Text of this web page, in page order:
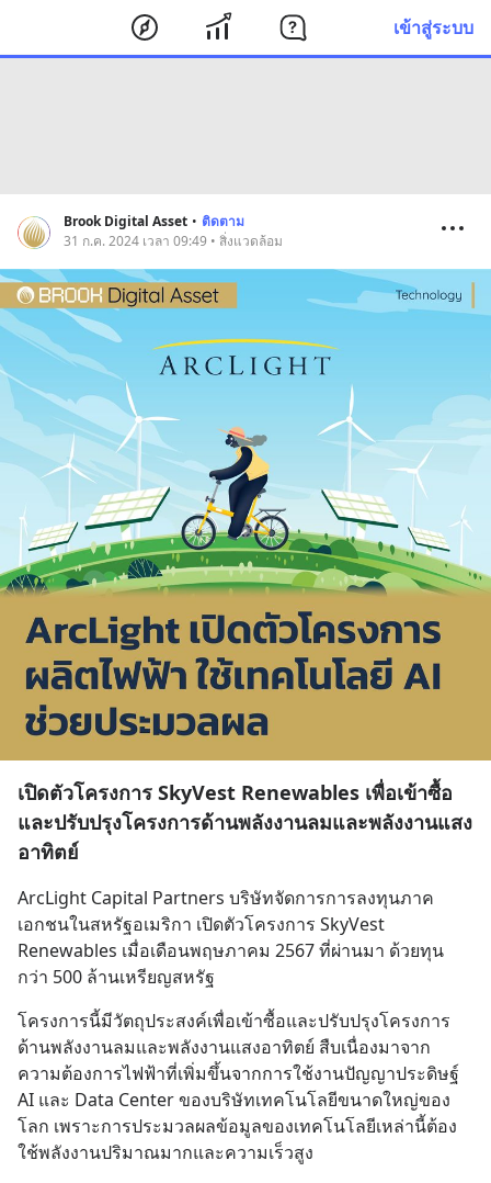
เข้าสู่ระบบ
Brook Digital Asset • ติดตาม
31 ก.ค. 2024 เวลา 09:49 • สิ่งแวดล้อม
เปิดตัวโครงการ SkyVest Renewables เพื่อเข้าซื้อ
และปรับปรุงโครงการด้านพลังงานลมและพลังงานแสง
อาทิตย์
ArcLight Capital Partners บริษัทจัดการการลงทุนภาค
เอกชนในสหรัฐอเมริกา เปิดตัวโครงการ SkyVest
Renewables เมื่อเดือนพฤษภาคม 2567 ที่ผ่านมา ด้วยทุน
กว่า 500 ล้านเหรียญสหรัฐ
โครงการนี้มีวัตถุประสงค์เพื่อเข้าซื้อและปรับปรุงโครงการ
ด้านพลังงานลมและพลังงานแสงอาทิตย์ สืบเนื่องมาจาก
ความต้องการไฟฟ้าที่เพิ่มขึ้นจากการใช้งานปัญญาประดิษฐ์
AI และ Data Center ของบริษัทเทคโนโลยีขนาดใหญ่ของ
โลก เพราะการประมวลผลข้อมูลของเทคโนโลยีเหล่านี้ต้อง
ใช้พลังงานปริมาณมากและความเร็วสูง